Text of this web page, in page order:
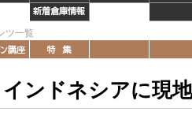
ツ一覧
ンドネシアに現